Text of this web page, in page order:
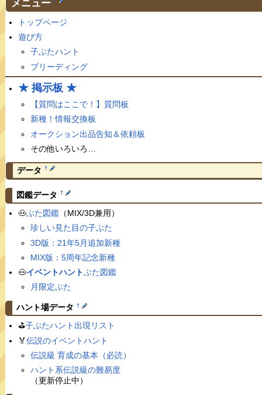
メニュー
トップページ
遊び方
子ぶたハント
ブリーディング
★ 掲示板 ★
【質問はここで！】質問板
新種！情報交換板
オークション出品告知＆依頼板
その他いろいろ…
データ †
図鑑データ †
🐽ぶた図鑑（MIX/3D兼用）
珍しい見た目の子ぶた
3D版：21年5月追加新種
MIX版：5周年記念新種
🐽イベントハントぶた図鑑
月限定ぶた
ハント場データ †
⛳️子ぶたハント出現リスト
🏅伝説のイベントハント
伝説級 育成の基本（必読）
ハント系伝説級の難易度
（更新停止中）